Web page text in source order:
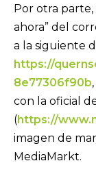
Por otra parte,
ahora” del
a la siguiente
https://
8e77306f90b
con la oficial
(https://
imagen de
MediaMarkt.